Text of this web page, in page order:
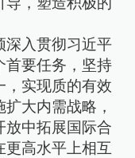
深入贯彻习近平
首要任务，坚持
，实现质的有效
大内需战略，
放中拓展国际合
更高水平上相互